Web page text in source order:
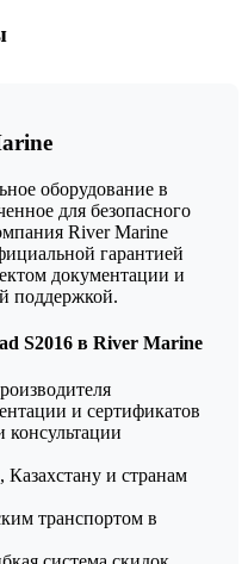
оборудование в
для безопасного
River Marine
гарантией
документации и
поддержкой.
S2016 в River Marine
и сертификатов
консультации
Казахстану и странам
транспортом в